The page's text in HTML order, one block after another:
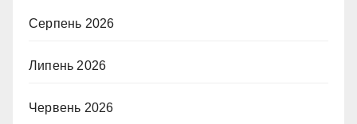
Серпень 2026
Липень 2026
Червень 2026